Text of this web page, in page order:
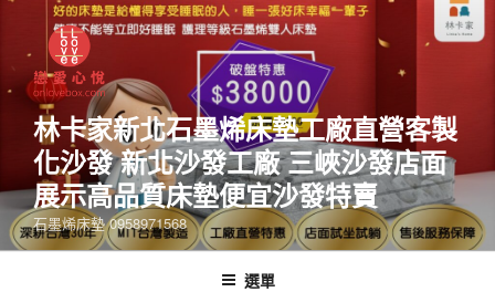
林卡家新北石墨烯床墊工廠直營客製
化沙發 新北沙發工廠 三峽沙發店面
展示高品質床墊便宜沙發特賣
石墨烯床墊 0958971568
選單